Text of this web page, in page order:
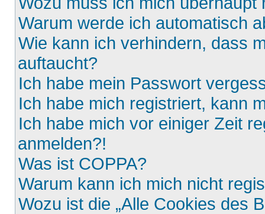
Warum werde ich automatisch
Wie kann ich verhindern, dass
auftaucht?
Ich habe mein Passwort
Ich habe mich registriert, kann
Ich habe mich vor einiger Zeit
anmelden?!
Was ist COPPA?
Warum kann ich mich nicht
Wozu ist die „Alle Cookies des